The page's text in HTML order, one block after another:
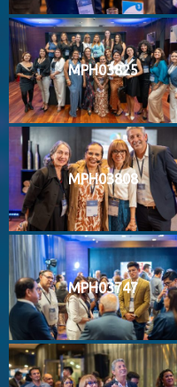
MPH03825
MPH03808
MPH03747